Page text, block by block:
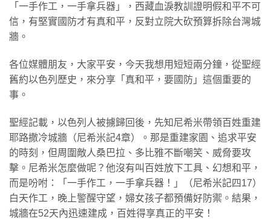
「一手作工，一手拿兵器」，西藏血淚教訓證明假和平不可
信，有堅實國防才有真和平，反對立院大砍預算拆除台灣城
牆。
各位媒體朋友，大家平安，今天我想用短短兩分鐘，從聖經
舊約以色列歷史，來分享「真和平，要國防」這個重要的
事。
聖經記載，以色列人被擄歸回後，先知尼希米帶領百姓重建
耶路撒冷城牆（尼希米記4章）。那是重建家園、追求平安
的時刻，但周圍敵人桑巴拉、多比雅不斷嘲笑、威脅要攻
擊。尼希米怎麼做呢？他沒有叫百姓放下工具、幻想和平，
而是吩咐：「一手作工，一手拿兵器！」（尼希米記四17）
白天作工，晚上警醒守望，婦女孩子都預備好防禦。結果，
城牆在52天內迅速建成，百姓得享真正的平安！